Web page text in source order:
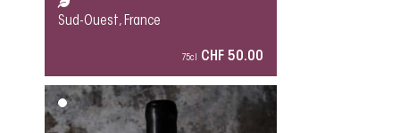
Sud-Ouest, France
75cl CHF 50.00